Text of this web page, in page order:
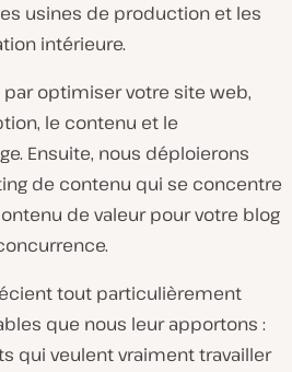
usines de production et les
intérieure.
optimiser votre site web,
le contenu et le
Ensuite, nous déploierons
de contenu qui se concentre
de valeur pour votre blog
tout particulièrement
que nous leur apportons :
qui veulent vraiment travailler